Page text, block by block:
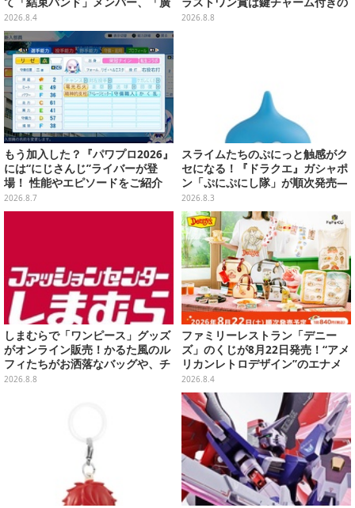
井きくり」のメイド衣装フィギュ
アを公開
2026.8.4
シール帳スペシャルセット
2026.8.8
もう加入した？『パワプロ2026』
には“にじさんじ”ライバーが登
場！ 性能やエピソードをご紹介
2026.8.7
スライムたちのぷにっと触感がク
セになる！『ドラクエ』ガシャポ
ン「ぷにぷにし隊」が順次発売―
全4種ではぐれメタルは固め
2026.8.3
しまむらで「ワンピース」グッズ
がオンライン販売！かるた風のル
フィたちがお洒落なバッグや、チ
ョッパーが可愛いサンダルも
2026.8.8
ファミリーレストラン「デニー
ズ」のくじが8月22日発売！“アメ
リカンレトロデザイン”のエナメ
ルバッグやTシャツなど、日常使
いできるグッズを用意
2026.8.4